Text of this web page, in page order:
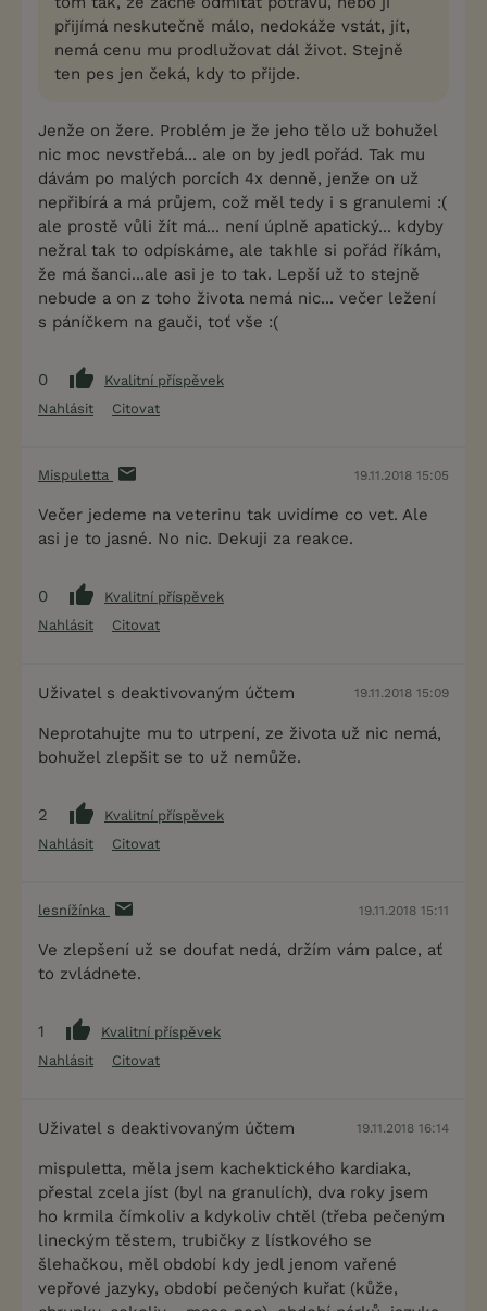
přijímá neskutečně málo, nedokáže vstát, jít,
nemá cenu mu prodlužovat dál život. Stejně
ten pes jen čeká, kdy to přijde.
Jenže on žere. Problém je že jeho tělo už bohužel
nic moc nevstřebá... ale on by jedl pořád. Tak mu
dávám po malých porcích 4x denně, jenže on už
nepřibírá a má průjem, což měl tedy i s granulemi :(
ale prostě vůli žít má... není úplně apatický... kdyby
nežral tak to odpískáme, ale takhle si pořád říkám,
že má šanci...ale asi je to tak. Lepší už to stejně
nebude a on z toho života nemá nic... večer ležení
s páníčkem na gauči, toť vše :(
0
Kvalitní příspěvek
Nahlásit
Citovat
Mispuletta 19.11.2018 15:05
Večer jedeme na veterinu tak uvidíme co vet. Ale
asi je to jasné. No nic. Dekuji za reakce.
0
Kvalitní příspěvek
Nahlásit
Citovat
Uživatel s deaktivovaným účtem 19.11.2018 15:09
Neprotahujte mu to utrpení, ze života už nic nemá,
bohužel zlepšit se to už nemůže.
2
Kvalitní příspěvek
Nahlásit
Citovat
lesnížínka 19.11.2018 15:11
Ve zlepšení už se doufat nedá, držím vám palce, ať
to zvládnete.
1
Kvalitní příspěvek
Nahlásit
Citovat
Uživatel s deaktivovaným účtem 19.11.2018 16:14
mispuletta, měla jsem kachektického kardiaka,
přestal zcela jíst (byl na granulích), dva roky jsem
ho krmila čímkoliv a kdykoliv chtěl (třeba pečeným
lineckým těstem, trubičky z lístkového se
šlehačkou, měl období kdy jedl jenom vařené
vepřové jazyky, období pečených kuřat (kůže,